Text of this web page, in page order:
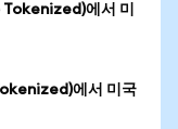
에서 미
에서 미국